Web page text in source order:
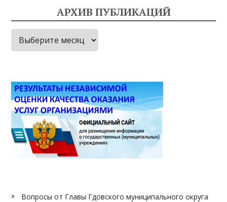
АРХИВ ПУБЛИКАЦИЙ
Архив
публикаций
Вопросы от Главы Гдовского муниципального округа